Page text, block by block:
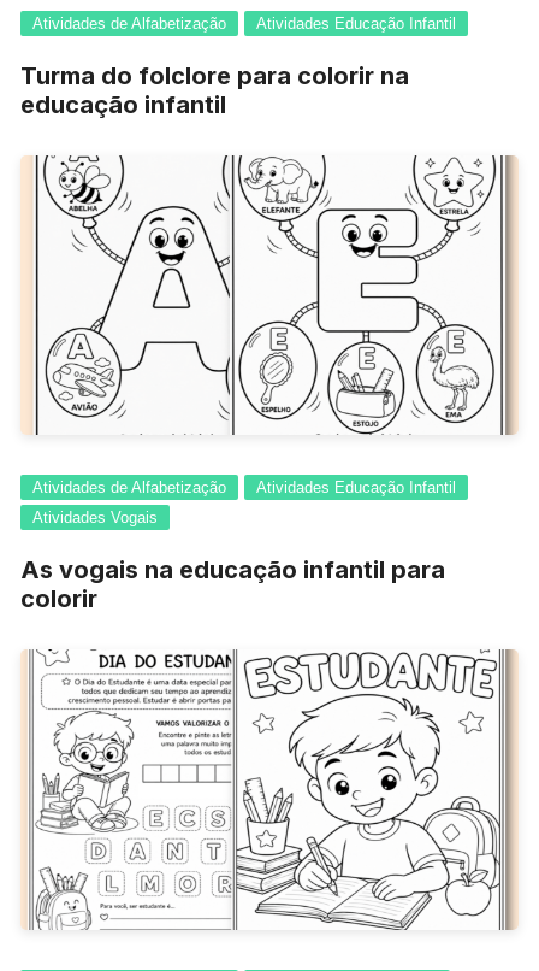
Atividades de Alfabetização Atividades Educação Infantil
Turma do folclore para colorir na
educação infantil
Atividades de Alfabetização
Atividades Educação Infantil
Atividades Vogais
As vogais na educação infantil para
colorir